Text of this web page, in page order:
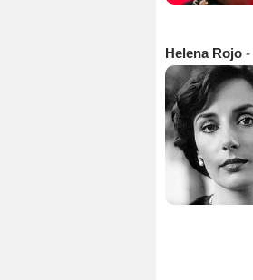
Helena Rojo -